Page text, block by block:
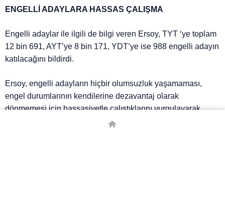
ENGELLİ ADAYLARA HASSAS ÇALIŞMA
Engelli adaylar ile ilgili de bilgi veren Ersoy, TYT ‘ye toplam
12 bin 691, AYT’ye 8 bin 171, YDT’ye ise 988 engelli adayın
katılacağını bildirdi.
Ersoy, engelli adayların hiçbir olumsuzluk yaşamaması,
engel durumlarının kendilerine dezavantaj olarak
dönmemesi için hassasiyetle çalıştıklarını vurgulayarak,
“Emeklerinin, gayretlerinin karşılığını alabilecekleri ortamı